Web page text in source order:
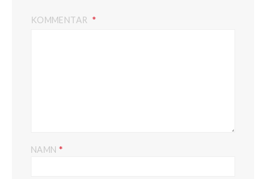
KOMMENTAR
NAMN *